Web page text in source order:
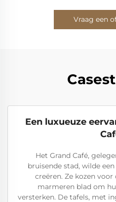
Vraag een
Een luxueuze
Het Grand Café,
bruisende stad, wilde
creëren. Ze kozen
marmeren blad om
versterken. De tafels, met